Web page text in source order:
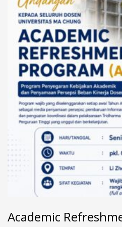
Academic